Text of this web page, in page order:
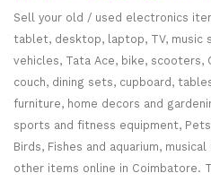
Sell your old / used electronics
tablet, desktop, laptop, TV, music
vehicles, Tata Ace, bike, scooters,
couch, dining sets, cupboard,
furniture, home decors and
sports and fitness equipment,
Birds, Fishes and aquarium,
other items online in Coimbatore.